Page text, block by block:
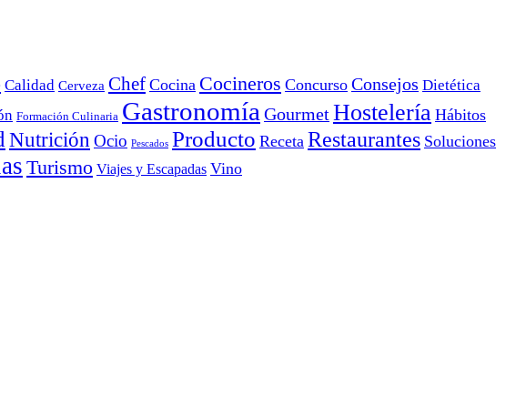
Calidad Cerveza Chef Cocina Cocineros Concurso Consejos Dietética
Formación Culinaria Gastronomía GourmetHostelería Hábitos
Nutrición Ocio Pescados Producto Receta Restaurantes Soluciones
Turismo Viajes y Escapadas Vino